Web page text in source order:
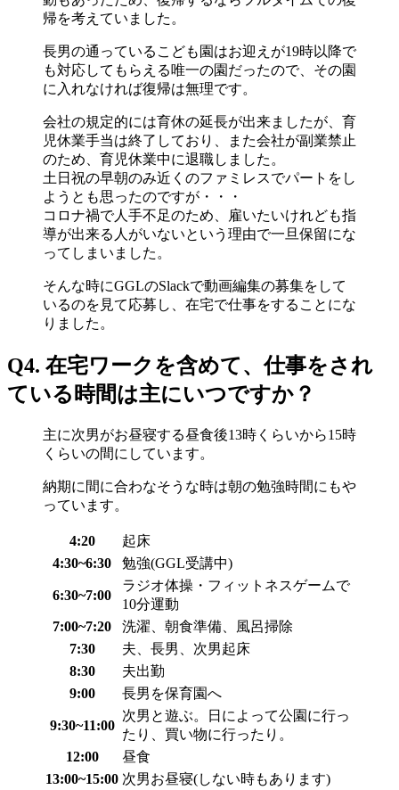
帰を考えていました。
長男の通っているこども園はお迎えが19時以降で
も対応してもらえる唯一の園だったので、その園
に入れなければ復帰は無理です。
会社の規定的には育休の延長が出来ましたが、育
児休業手当は終了しており、また会社が副業禁止
のため、育児休業中に退職しました。
土日祝の早朝のみ近くのファミレスでパートをし
ようとも思ったのですが・・・
コロナ禍で人手不足のため、雇いたいけれども指
導が出来る人がいないという理由で一旦保留にな
ってしまいました。
そんな時にGGLのSlackで動画編集の募集をして
いるのを見て応募し、在宅で仕事をすることにな
りました。
Q4. 在宅ワークを含めて、仕事をされ
ている時間は主にいつですか？
主に次男がお昼寝する昼食後13時くらいから15時
くらいの間にしています。
納期に間に合わなそうな時は朝の勉強時間にもや
っています。
4:20
起床
4:30~6:30
勉強(GGL受講中)
6:30~7:00
ラジオ体操・フィットネスゲームで
10分運動
7:00~7:20
洗濯、朝食準備、風呂掃除
7:30
夫、長男、次男起床
8:30
夫出勤
9:00
長男を保育園へ
9:30~11:00
次男と遊ぶ。日によって公園に行っ
たり、買い物に行ったり。
12:00
昼食
13:00~15:00 次男お昼寝(しない時もあります)